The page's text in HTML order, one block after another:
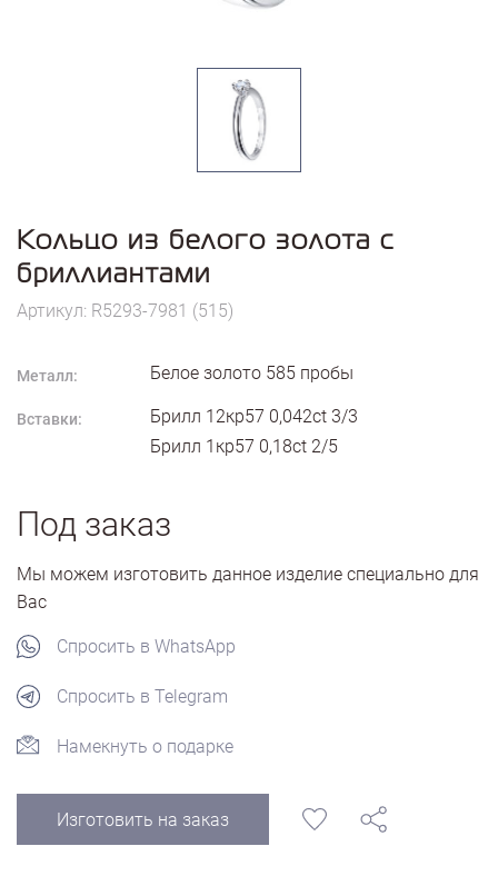
Кольцо из белого золота с
бриллиантами
Артикул: R5293-7981 (515)
Металл: Белое золото 585 пробы
Вставки:
Брилл 12кр57 0,042ct 3/3
Брилл 1кр57 0,18ct 2/5
Под заказ
Мы можем изготовить данное изделие специально для
Вас
Спросить в WhatsApp
Спросить в Telegram
Намекнуть о подарке
Изготовить на заказ